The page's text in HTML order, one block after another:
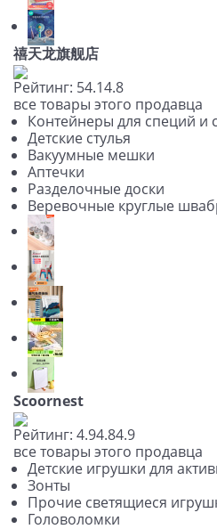
禧天龙旗舰店
Рейтинг: 54.14.8
все товары этого продавца
Контейнеры для специй и
Детские стулья
Вакуумные мешки
Аптечки
Разделочные доски
Веревочные круглые
Scoornest
Рейтинг: 4.94.84.9
все товары этого продавца
Детские игрушки для
Зонты
Прочие светящиеся
Головоломки